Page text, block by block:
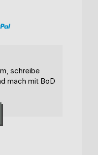
schreibe
mach mit BoD